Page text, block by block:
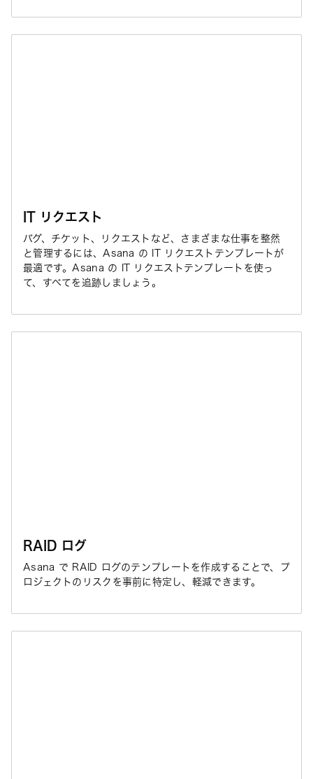
IT リクエスト
バグ、チケット、リクエストなど、さまざまな仕事を整然
と管理するには、Asana の IT リクエストテンプレートが
最適です。Asana の IT リクエストテンプレートを使っ
て、すべてを追跡しましょう。
RAID ログ
Asana で RAID ログのテンプレートを作成することで、プ
ロジェクトのリスクを事前に特定し、軽減できます。